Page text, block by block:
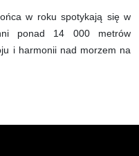
w roku spotykają się w
ponad 14 000 metrów
i harmonii nad morzem na